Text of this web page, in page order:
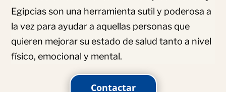
Egipcias son una herramienta sutil y poderosa a
la vez para ayudar a aquellas personas que
quieren mejorar su estado de salud tanto a nivel
físico, emocional y mental.
Contactar